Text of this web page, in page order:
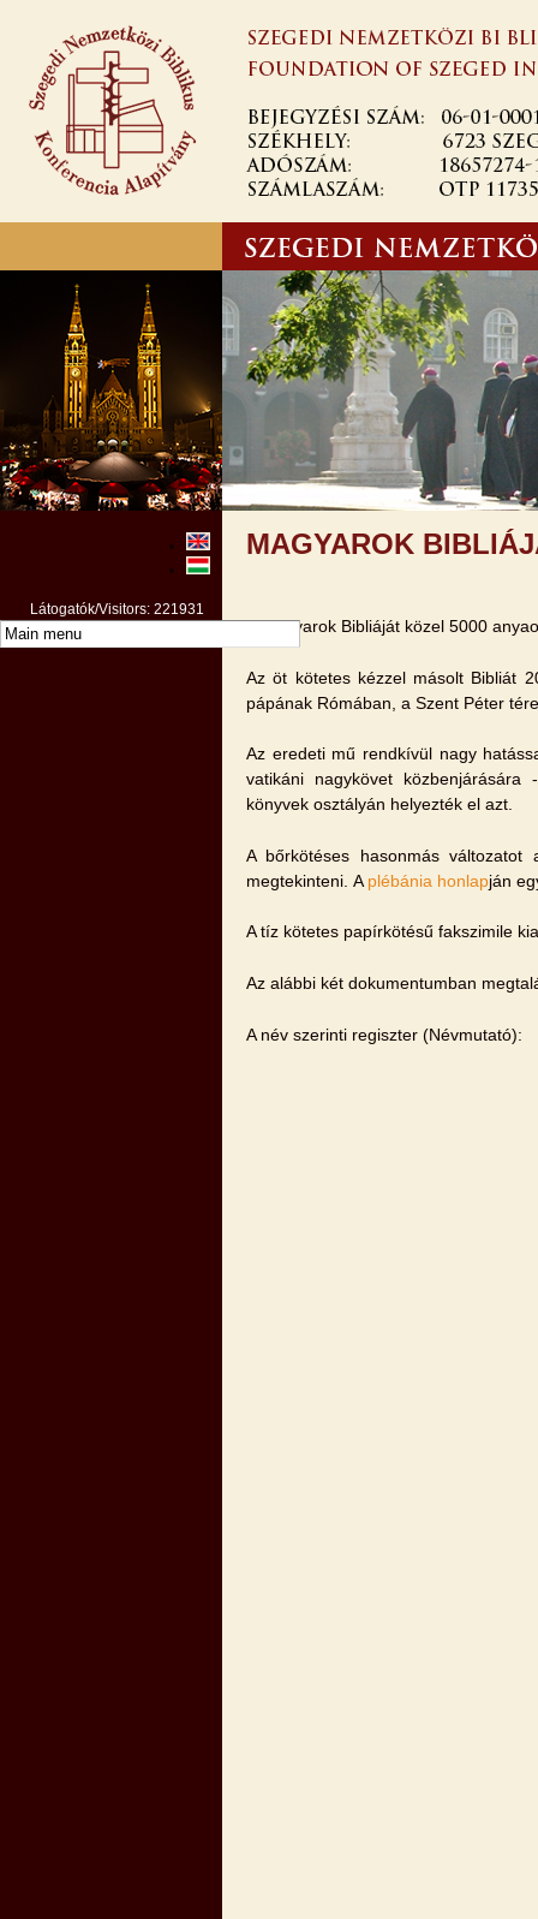
MAGYAROK
A Magyarok Bibliáját közel 5000
Az öt kötetes kézzel másolt Bibliát
pápának Rómában, a Szent Péter
Az eredeti mű rendkívül nagy
vatikáni nagykövet
könyvek osztályán helyezték el azt.
A bőrkötéses hasonmás
megtekinteni. A plébánia honlapján
A tíz kötetes papírkötésű fakszimile
Az alábbi két dokumentumban
A név szerinti regiszter (Névmutató):
Látogatók/Visitors: 221931